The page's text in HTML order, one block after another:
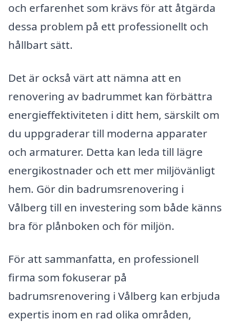
och erfarenhet som krävs för att åtgärda
dessa problem på ett professionellt och
hållbart sätt.
Det är också värt att nämna att en
renovering av badrummet kan förbättra
energieffektiviteten i ditt hem, särskilt om
du uppgraderar till moderna apparater
och armaturer. Detta kan leda till lägre
energikostnader och ett mer miljövänligt
hem. Gör din badrumsrenovering i
Vålberg till en investering som både känns
bra för plånboken och för miljön.
För att sammanfatta, en professionell
firma som fokuserar på
badrumsrenovering i Vålberg kan erbjuda
expertis inom en rad olika områden,